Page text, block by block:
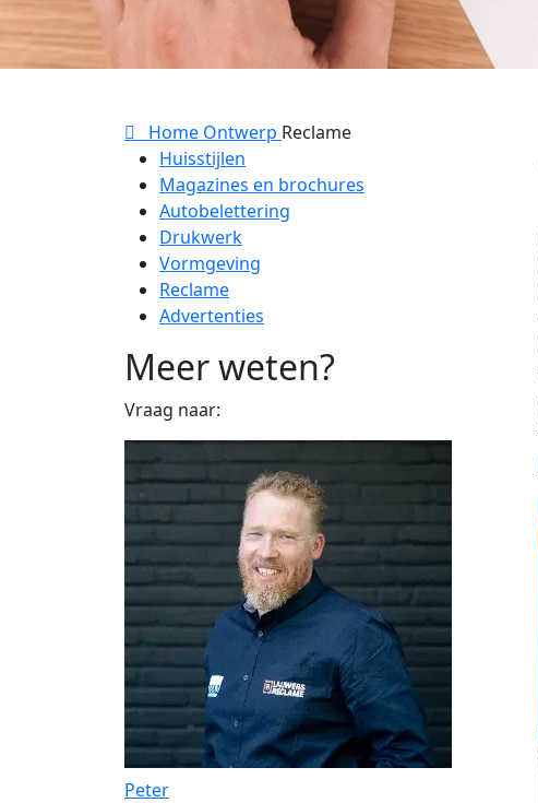
Home Ontwerp Reclame
Huisstijlen
Magazines en brochures
Autobelettering
Drukwerk
Vormgeving
Reclame
Advertenties
Meer weten?
Vraag naar:
Peter